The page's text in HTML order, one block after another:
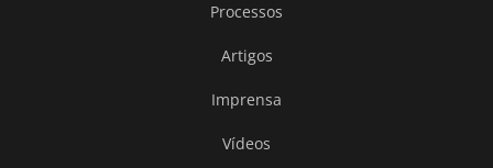
Processos
Artigos
Imprensa
Vídeos